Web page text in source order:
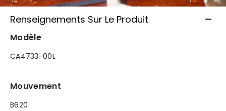
Renseignements Sur Le Produit
Modèle
CA4733-00L
Mouvement
B620